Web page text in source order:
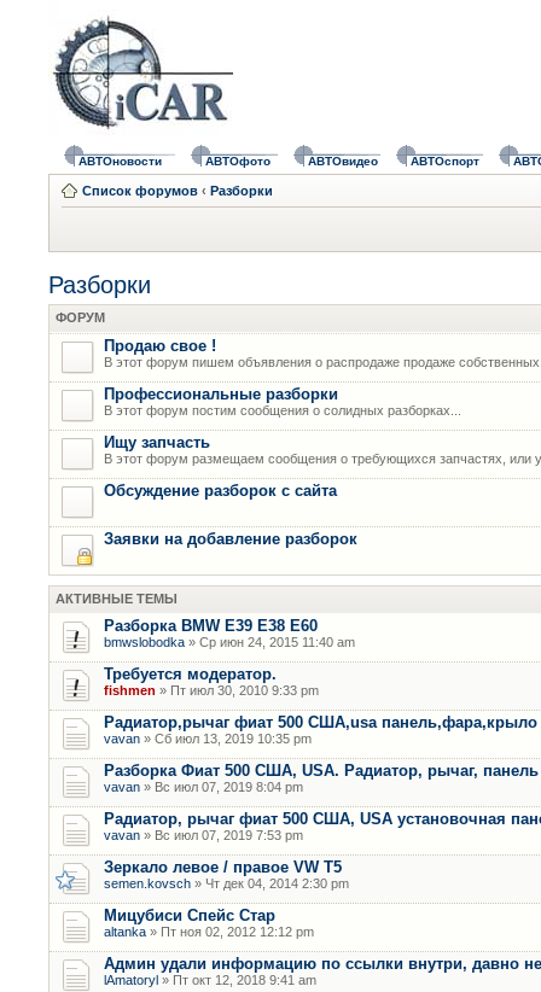
АВТОновости АВТОфото АВТОвидео АВТОспорт
Список форумов ‹ Разборки
Разборки
ФОРУМ
Продаю свое !
В этот форум пишем объявления о распродаже продаже
Профессиональные разборки
В этот форум постим сообщения о солидных разборках...
Ищу запчасть
В этот форум размещаем сообщения о требующихся запчастях, или
Обсуждение разборок с сайта
Заявки на добавление разборок
АКТИВНЫЕ ТЕМЫ
Разборка BMW E39 E38 E60
bmwslobodka » Ср июн 24, 2015 11:40 am
Требуется модератор.
fishmen » Пт июл 30, 2010 9:33 pm
Радиатор,рычаг фиат 500 США,usa панель,фара,крыло
vavan » Сб июл 13, 2019 10:35 pm
Разборка Фиат 500 США, USA. Радиатор, рычаг,
vavan » Вс июл 07, 2019 8:04 pm
Радиатор, рычаг фиат 500 США, USA установочная
vavan » Вс июл 07, 2019 7:53 pm
Зеркало левое / правое VW T5
semen.kovsch » Чт дек 04, 2014 2:30 pm
Мицубиси Спейс Стар
altanka » Пт ноя 02, 2012 12:12 pm
Админ удали информацию по ссылки внутри, давно не
lAmatoryl » Пт окт 12, 2018 9:41 am